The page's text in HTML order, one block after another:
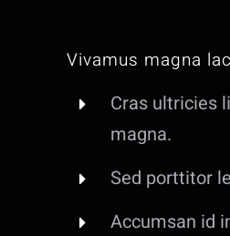
Vivamus magna
Cras ultricies
magna.
Sed porttitor
Accumsan id